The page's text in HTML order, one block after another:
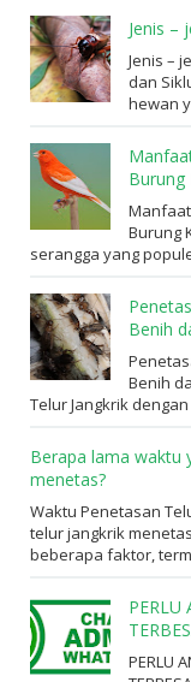
Jenis –
Jenis –
dan
hewan
Burung
Burung
serangga yang
Benih
Benih
Telur Jangkrik
Berapa lama waktu
menetas?
Waktu Penetasan
telur jangkrik
beberapa faktor,
PERLU
PERLU